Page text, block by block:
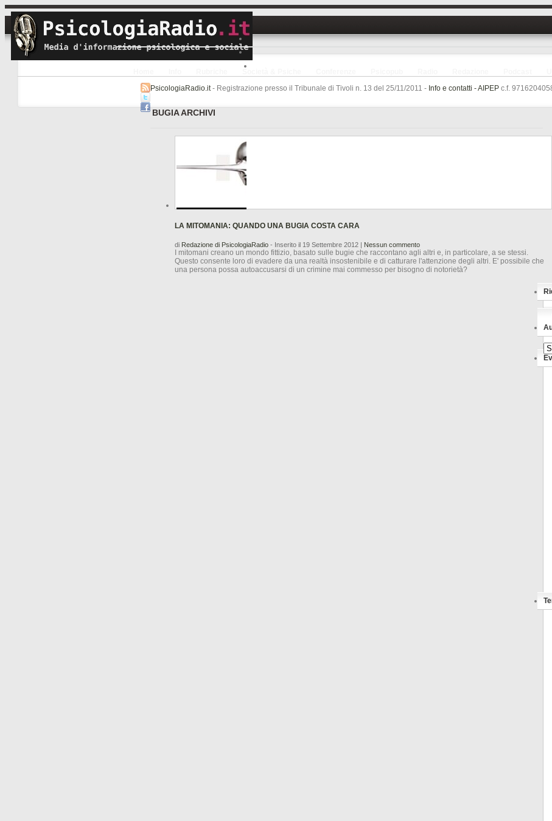
BUGIA ARCHIVI
LA MITOMANIA: QUANDO UNA BUGIA COSTA CARA
di Redazione di PsicologiaRadio - Inserito il 19 Settembre 2012 | Nessun commento
I mitomani creano un mondo fittizio, basato sulle bugie che raccontano agli altri e, in particolare, a se stessi.
Questo consente loro di evadere da una realtà insostenibile e di catturare l'attenzione degli altri. E' possibile che
una persona possa autoaccusarsi di un crimine mai commesso per bisogno di notorietà?
PsicologiaRadio.it- Registrazione presso il Tribunale di Tivoli n. 13 del 25/11/2011 - Info e contatti -AIPEP c.f.